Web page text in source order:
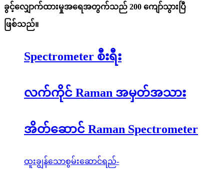
ခွင့်လျှောက်ထားမှုအရေအတွက်သည် 200 ကျော်သွားပြီ
ဖြစ်သည်။
Spectrometer စီးရီး
လက်ကိုင် Raman အမှတ်အသား
အိတ်ဆောင် Raman Spectrometer
ထူးချွန်သောစွမ်းဆောင်ရည်-